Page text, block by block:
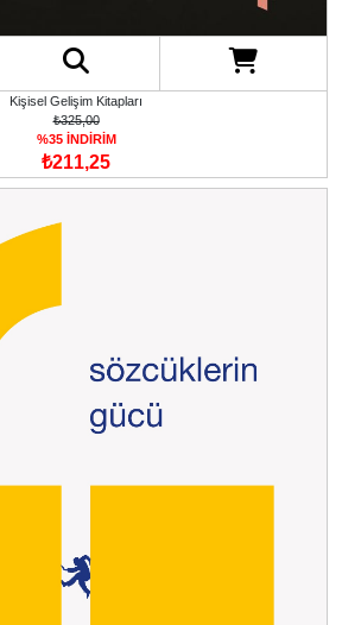
Kişisel Gelişim Kitapları
₺325,00
%35 İNDİRİM
₺211,25